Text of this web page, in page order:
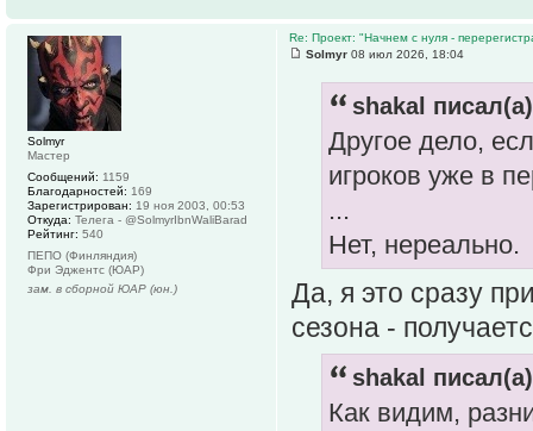
Re: Проект: "Начнем с нуля -
Solmyr 08 июл 2026, 18:04
shakal
Другое дело,
игроков уже в
...
Нет, нереально.
Да, я это сразу
сезона -
shakal
Как видим,
Solmyr
Мастер
Сообщений: 1159
Благодарностей: 169
Зарегистрирован: 19 ноя 2003, 00:53
Откуда: Телега - @SolmyrIbnWaliBarad
Рейтинг: 540
ПЕПО (Финляндия)
Фри Эджентс (ЮАР)
зам. в сборной ЮАР (юн.)